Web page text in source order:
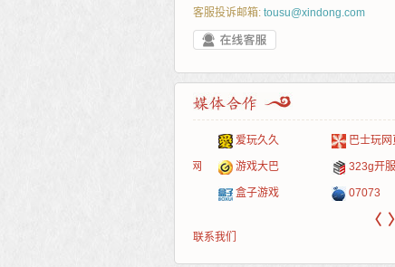
客服投诉邮箱: tousu@xindong.com
爱玩久久 巴士玩网页
游戏大巴 323g开服表
盒子游戏 07073
〈 〉
联系我们